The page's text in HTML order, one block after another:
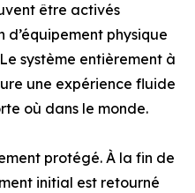
être activés
d’équipement physique
système entièrement à
une expérience fluide
où dans le monde.
protégé. À la fin de
initial est retourné